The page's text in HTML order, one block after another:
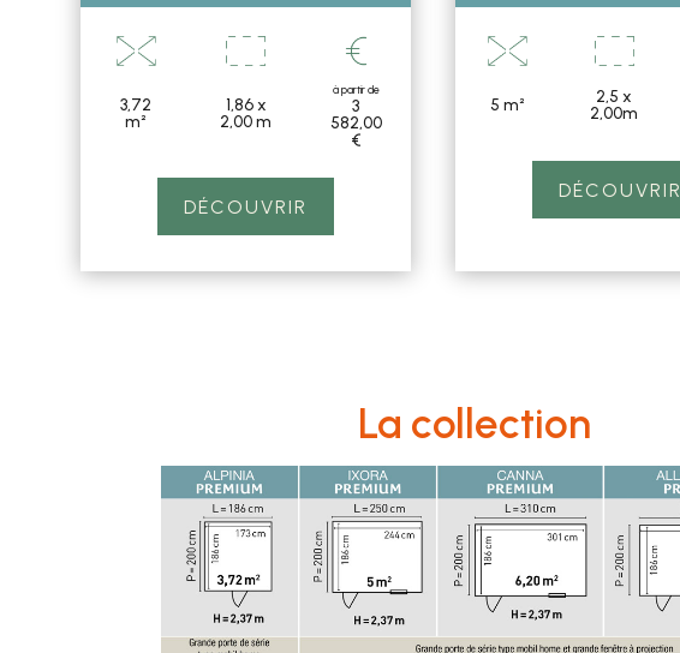
3,72
m²
1,86 x
2,00 m
à partir de
3
582,00
€
DÉCOUVRIR
5 m²
2,5 x
2,00m
DÉCOUVRIR
La collection